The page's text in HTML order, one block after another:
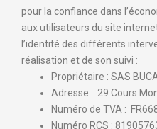
pour la confiance dans
aux utilisateurs du site
l’identité des différents
réalisation et de son suivi :
Propriétaire : SAS
Adresse : 29 Cours
Numéro de TVA :
Numéro RCS :